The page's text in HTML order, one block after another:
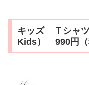
キッズ Ｔシャ
Kids） 990円（